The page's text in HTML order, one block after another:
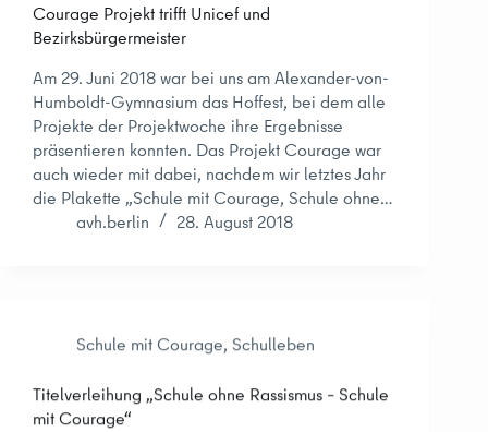
Courage Projekt trifft Unicef und
Bezirksbürgermeister
Am 29. Juni 2018 war bei uns am Alexander-von-
Humboldt-Gymnasium das Hoffest, bei dem alle
Projekte der Projektwoche ihre Ergebnisse
präsentieren konnten. Das Projekt Courage war
auch wieder mit dabei, nachdem wir letztes Jahr
die Plakette „Schule mit Courage, Schule ohne…
avh.berlin
28. August 2018
Schule mit Courage, Schulleben
Titelverleihung „Schule ohne Rassismus – Schule
mit Courage“